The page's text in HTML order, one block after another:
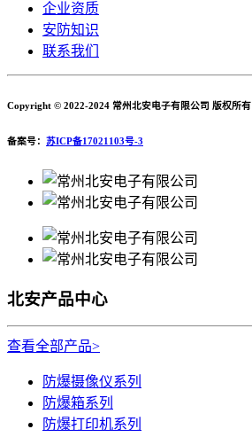
企业资质
安防知识
联系我们
Copyright © 2022-2024 常州北安电子有限公司 版权所有
备案号： 苏ICP备17021103号-3
北安产品中心
查看全部产品>
防爆摄像仪系列
防爆箱系列
防爆打印机系列